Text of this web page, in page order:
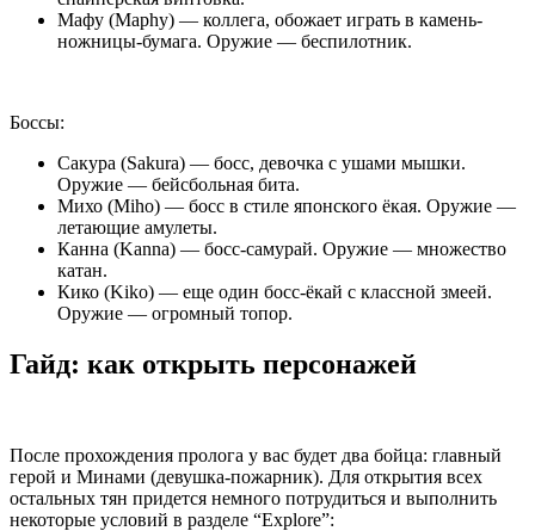
Мафу (Maphy) — коллега, обожает играть в камень-
ножницы-бумага. Оружие — беспилотник.
Боссы:
Сакура (Sakura) — босс, девочка с ушами мышки.
Оружие — бейсбольная бита.
Михо (Miho) — босс в стиле японского ёкая. Оружие —
летающие амулеты.
Канна (Kanna) — босс-самурай. Оружие — множество
катан.
Кико (Kiko) — еще один босс-ёкай с классной змеей.
Оружие — огромный топор.
Гайд: как открыть персонажей
После прохождения пролога у вас будет два бойца: главный
герой и Минами (девушка-пожарник). Для открытия всех
остальных тян придется немного потрудиться и выполнить
некоторые условий в разделе “Explore”: